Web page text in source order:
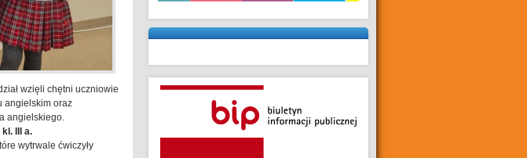
wzięli chętni uczniowie
angielskim oraz
angielskiego.
III a.
wytrwale ćwiczyły